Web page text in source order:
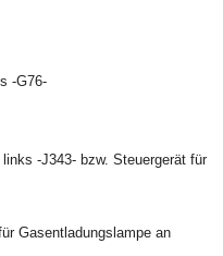
-G76-
-J343- bzw. Steuergerät für
Gasentladungslampe an